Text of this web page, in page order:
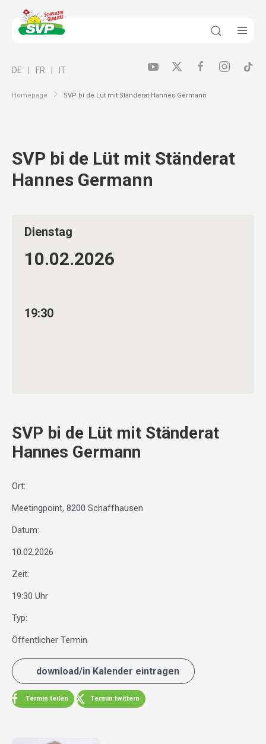
Homepage SVP bi de Lüt mit Ständerat Hannes Germann
DE FR IT
SVP bi de Lüt mit Ständerat
Hannes Germann
Dienstag
10.02.2026
19:30
SVP bi de Lüt mit Ständerat
Hannes Germann
Ort:
Meetingpoint, 8200 Schaffhausen
Datum:
10.02.2026
Zeit:
19:30 Uhr
Typ:
Öffentlicher Termin
download/in Kalender eintragen
Termin teilen Termin twittern